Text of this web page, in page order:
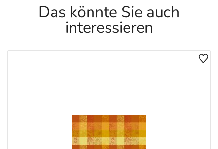
Das könnte Sie auch
interessieren